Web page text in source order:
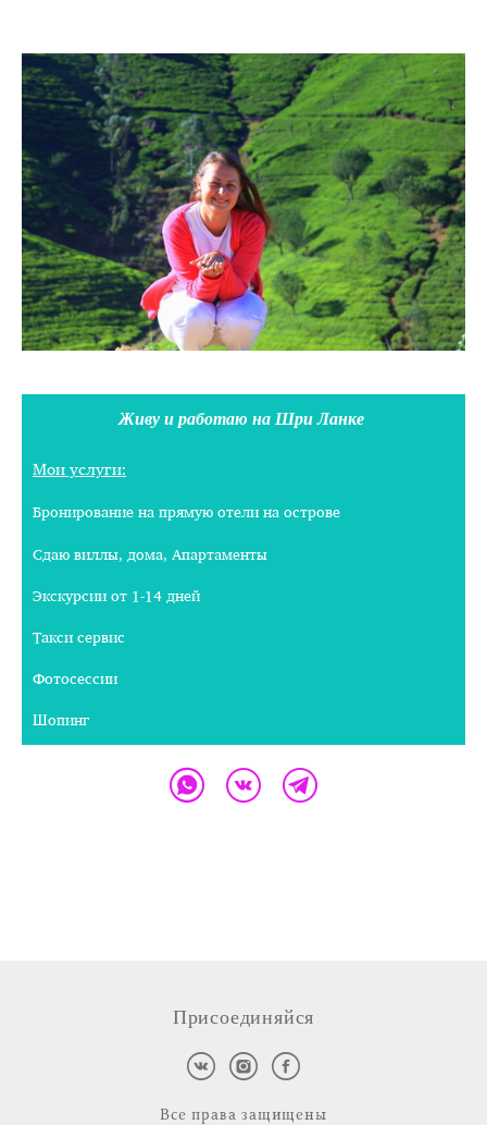
Живу и работаю на Шри Ланке
Мои услуги:
Бронирование на прямую отели на острове
Сдаю виллы, дома, Апартаменты
Экскурсии от 1-14 дней
Такси сервис
Фотосессии
Шопинг
Присоединяйся
Все права защищены